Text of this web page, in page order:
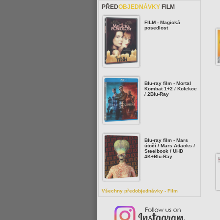
PŘEDOBJEDNÁVKY FILM
FILM - Magická
posedlost
Blu-ray film - Mortal
Kombat 1+2 / Kolekce
/ 2Blu-Ray
Blu-ray film - Mars
útočí / Mars Attacks /
Steelbook / UHD
4K+Blu-Ray
Všechny předobjednávky - Film